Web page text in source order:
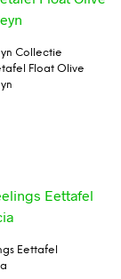
Collectie
Float Olive
Eettafel